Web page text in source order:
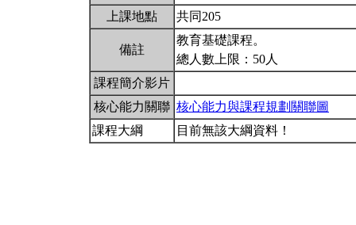
上課地點
共同205
備註
教育基礎課程。
總人數上限：50人
課程簡介影片
核心能力關聯 核心能力與課程規劃關聯圖
課程大綱
目前無該大綱資料！